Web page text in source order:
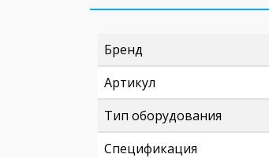
Бренд
Артикул
Тип оборудования
Спецификация